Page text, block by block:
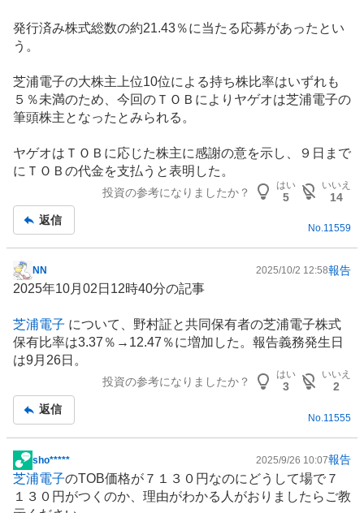
発行済み株式総数の約21.43％に当たる応募があったとい
う。
芝浦電子の大株主上位10位による持ち株比率はいずれも
５％未満のため、今回のＴＯＢによりヤゲオは芝浦電子の
筆頭株主となったとみられる。
ヤゲオはＴＯＢに応じた株主に感謝の意を示し、９日まで
にＴＯＢの代金を支払うと表明した。
投資の参考になりましたか？
はい
5
いいえ
14
返信
No.11559
掲
示
記
事
NN 2025/10/2 12:58報告
2025年10月02日12時40分の記事
芝浦電子 について、野村証と共同保有者の芝浦電子株式
保有比率は3.37％→12.47％に増加した。報告義務発生日
は9月26日。
投資の参考になりましたか？
はい
3
いいえ
2
返信
No. 11555
掲
示
板
sho***** 2025/9/26 10:07報告
芝浦電子のTOB価格が７１３０円なのにどうして場で７
１３０円がつくのか、理由がわかる人がおりましたらご教